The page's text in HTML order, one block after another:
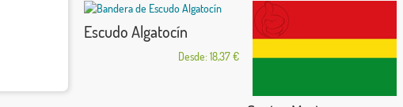
Escudo Algatocín
Desde: 18,37 €